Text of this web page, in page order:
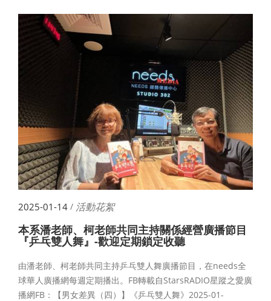
2025-01-14 / 活動花絮
本系潘老師、柯老師共同主持關係經營廣播節目
『乒乓雙人舞』-歡迎定期鎖定收聽
由潘老師、柯老師共同主持乒乓雙人舞廣播節目，在needs全
球華人廣播網每週定期播出。FB轉載自StarsRADIO星蹤之愛廣
播網FB：【男女差異（四）】《乒乓雙人舞》2025-01-